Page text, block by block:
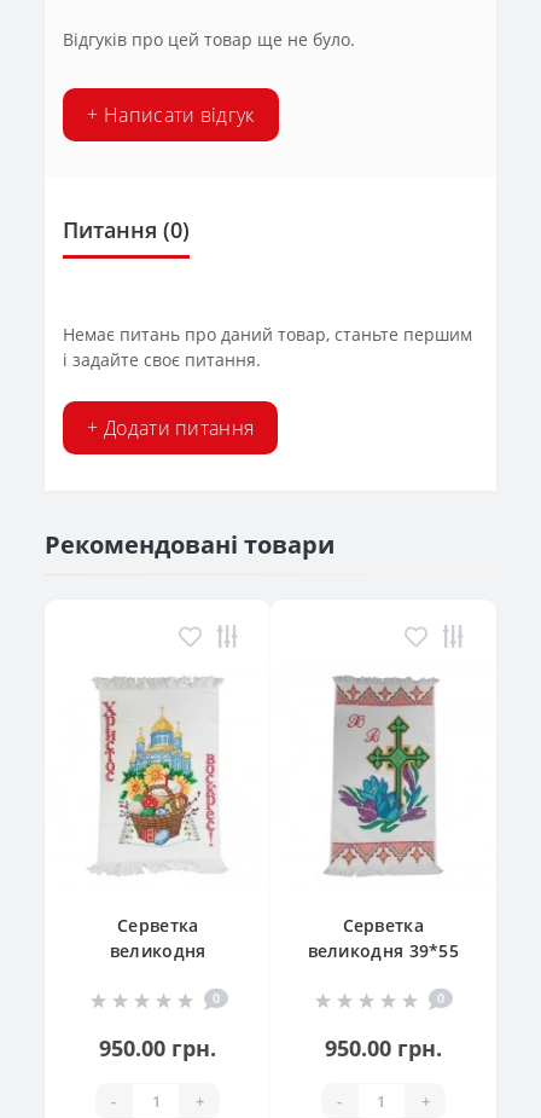
Відгуків про цей товар ще не було.
+ Написати відгук
Питання (0)
Немає питань про даний товар, станьте першим
і задайте своє питання.
+ Додати питання
Рекомендовані товари
Серветка
великодня
кошик"
0
950.00 грн.
- +
Серветка
великодня 39*55
0
950.00 грн.
- +